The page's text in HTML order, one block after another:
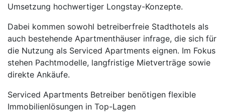
Umsetzung hochwertiger Longstay-Konzepte.
Dabei kommen sowohl betreiberfreie Stadthotels als
auch bestehende Apartmenthäuser infrage, die sich für
die Nutzung als Serviced Apartments eignen. Im Fokus
stehen Pachtmodelle, langfristige Mietverträge sowie
direkte Ankäufe.
Serviced Apartments Betreiber benötigen flexible
Immobilienlösungen in Top-Lagen